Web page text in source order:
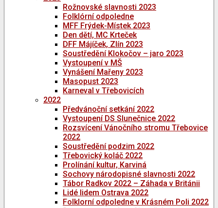
Rožnovské slavnosti 2023
Folklórní odpoledne
MFF Frýdek-Místek 2023
Den dětí, MC Krteček
DFF Májíček, Zlín 2023
Soustředění Klokočov – jaro 2023
Vystoupení v MŠ
Vynášení Mařeny 2023
Masopust 2023
Karneval v Třebovicích
2022
Předvánoční setkání 2022
Vystoupení DS Slunečnice 2022
Rozsvícení Vánočního stromu Třebovice
2022
Soustředění podzim 2022
Třebovický koláč 2022
Prolínání kultur, Karviná
Sochovy národopisné slavnosti 2022
Tábor Radkov 2022 – Záhada v Británii
Lidé lidem Ostrava 2022
Folklorní odpoledne v Krásném Poli 2022